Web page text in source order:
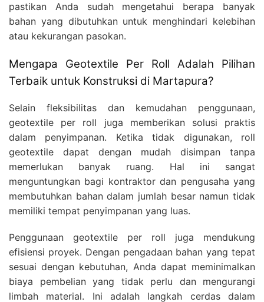
pastikan Anda sudah mengetahui berapa banyak
bahan yang dibutuhkan untuk menghindari kelebihan
atau kekurangan pasokan.
Mengapa Geotextile Per Roll Adalah Pilihan
Terbaik untuk Konstruksi di Martapura?
Selain fleksibilitas dan kemudahan penggunaan,
geotextile per roll juga memberikan solusi praktis
dalam penyimpanan. Ketika tidak digunakan, roll
geotextile dapat dengan mudah disimpan tanpa
memerlukan banyak ruang. Hal ini sangat
menguntungkan bagi kontraktor dan pengusaha yang
membutuhkan bahan dalam jumlah besar namun tidak
memiliki tempat penyimpanan yang luas.
Penggunaan geotextile per roll juga mendukung
efisiensi proyek. Dengan pengadaan bahan yang tepat
sesuai dengan kebutuhan, Anda dapat meminimalkan
biaya pembelian yang tidak perlu dan mengurangi
limbah material. Ini adalah langkah cerdas dalam